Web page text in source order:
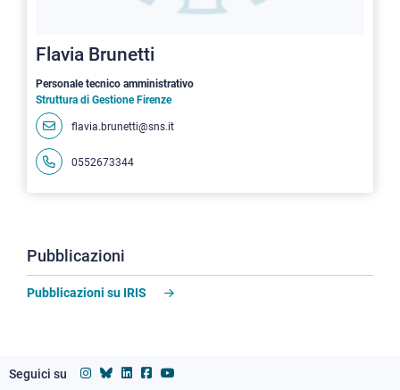
Flavia Brunetti
Personale tecnico amministrativo
Struttura di Gestione Firenze
flavia.brunetti@sns.it
0552673344
Pubblicazioni
Pubblicazioni su IRIS
Seguici su